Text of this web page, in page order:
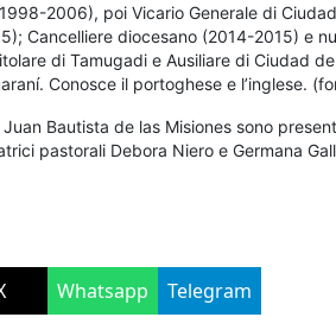
2006), poi Vicario Generale di
Cancelliere diocesano (2014-2015) e
di Tamugadi e Ausiliare di Ciudad
Conosce il portoghese e l’inglese.
Bautista de las Misiones sono
pastorali Debora Niero e Germana
Whatsapp Telegram